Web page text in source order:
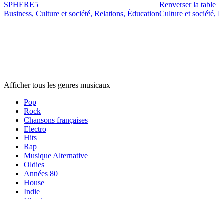
SPHERE5
Business, Culture et société, Relations, Éducation
Renverser la table
Culture et société,
Afficher tous les genres musicaux
Pop
Rock
Chansons françaises
Electro
Hits
Rap
Musique Alternative
Oldies
Années 80
House
Indie